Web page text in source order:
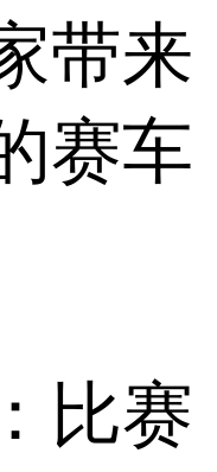
带来
赛车
比赛